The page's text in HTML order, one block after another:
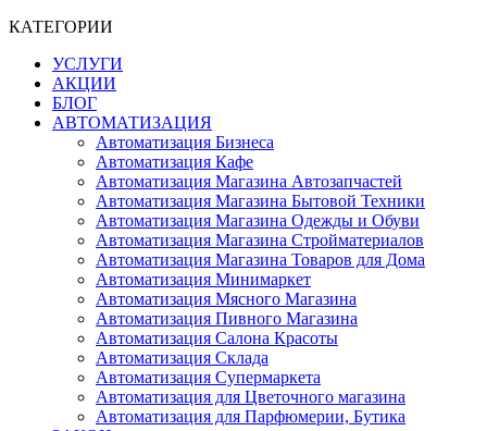
КАТЕГОРИИ
УСЛУГИ
АКЦИИ
БЛОГ
АВТОМАТИЗАЦИЯ
Автоматизация Бизнеса
Автоматизация Кафе
Автоматизация Магазина Автозапчастей
Автоматизация Магазина Бытовой Техники
Автоматизация Магазина Одежды и Обуви
Автоматизация Магазина Стройматериалов
Автоматизация Магазина Товаров для Дома
Автоматизация Минимаркет
Автоматизация Мясного Магазина
Автоматизация Пивного Магазина
Автоматизация Салона Красоты
Автоматизация Склада
Автоматизация Супермаркета
Автоматизация для Цветочного магазина
Автоматизация для Парфюмерии, Бутика